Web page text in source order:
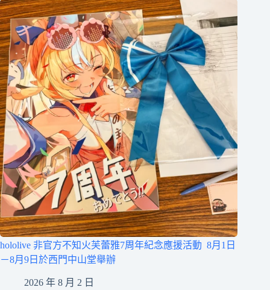
hololive 非官方不知火芙蕾雅7周年紀念應援活動 8月1日
－8月9日於西門中山堂舉辦
2026 年 8 月 2 日